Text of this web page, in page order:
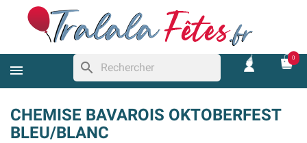
search
0
CHEMISE BAVAROIS OKTOBERFEST
BLEU/BLANC